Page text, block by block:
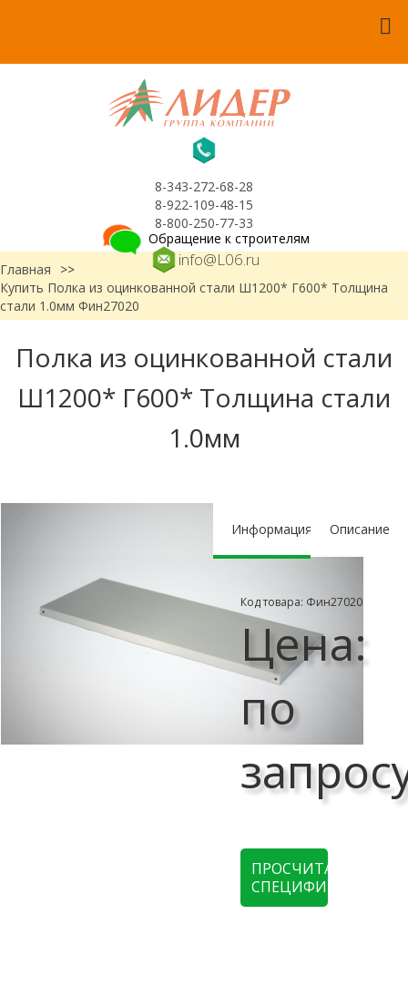
8-343-272-68-28
8-922-109-48-15
8-800-250-77-33
info@L06.ru
Обращение к строителям
Главная
>>
Купить Полка из оцинкованной стали Ш1200* Г600* Толщина
стали 1.0мм Фин27020
Полка из оцинкованной стали
Ш1200* Г600* Толщина стали
1.0мм
Информация Описание
Код товара: Фин27020
Цена:
по
ПРОСЧИТАТЬ
СПЕЦИФИКАЦИЮ